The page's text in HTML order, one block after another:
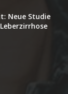
Neue Studie